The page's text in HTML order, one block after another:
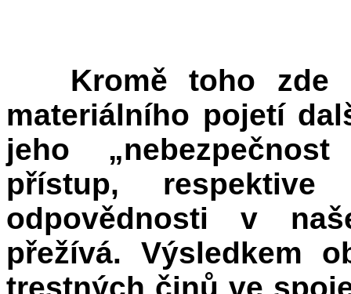
Kromě toho zde
materiálního pojetí
jeho
přístup,
odpovědnosti v
přežívá. Výsledkem